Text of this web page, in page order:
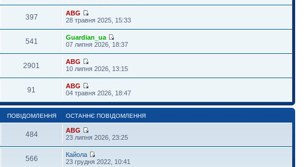
397
ABG
28 травня 2025, 15:33
541
Guardian_ua
07 липня 2026, 18:37
2901
ABG
10 липня 2026, 13:15
91
ABG
04 травня 2026, 18:47
ПОВІДОМЛЕННЯ ОСТАННЄ ПОВІДОМЛЕННЯ
484
ABG
23 липня 2026, 23:25
566
Кайола
23 грудня 2022, 10:41